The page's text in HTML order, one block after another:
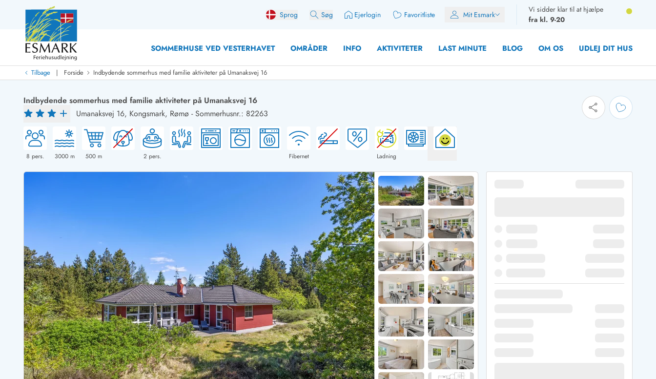
Sprog Søg Ejerlogin Favoritliste Mit Esmark
Vi sidder klar til at hjælpe
fra kl. 9-20
SOMMERHUSE VED VESTERHAVET OMRÅDER INFO AKTIVITETER LAST MINUTE BLOG OM OS UDLEJ DIT HUS
Last Minute
Last minute
Nyheder
Nyheder hos Esmark Med swimmingpoolSommerhuse med hund
Nyrenoverede sommerhuse
Sommerhuse med slutrengøring inklusive
Sommerhuse tæt ved vandet
Nybyggede sommerhuse
Sommerhuse med fredagsskift
Sommerhuse med lørdagsskift
Sommerhuse med søndagsskift
Sommerhuse med plads til fangsten
Sommerhuse for 8 Personer
Sommerhuse for 10 personer
Sommerhuse for 12 Personer
Sommerhuse for 14 Personer
Sommerhuse i påskeferien
Sommerhuse i sommerferien
Sommerhuse i efterårsferien
Sommerhuse i vinterferien
Sommerhuse i juleferien
Sommerhuse til nytår
Sommerhuse i BjerregårdSommerhuse i BlåvandSommerhuse i Hvide SandeSommerhuse i Søndervig
Sommerhuse i Årgab
Sommerhuse i Arrild
Sommerhuse i Bjerregård
Sommerhuse i Blåvand
Sommerhuse i Bork Havn
Sommerhuse i Fjand
Sommerhuse på Fanø
Sommerhuse i Grærup Strand
Sommerhuse i Henne Strand
Sommerhuse i Ho
Sommerhuse i Houstrup
Sommerhuse i Houvig
Sommerhus på Holmsland Klit
Sommerhuse på Holmsland
Sommerhuse i Hvide Sande
Sommerhuse i Jegum
Sommerhuse i Lodbjerg Hede
Sommerhuse i Nr. Lyngvig
Sommerhuse på Rømø
Sommerhuse i Søndervig
Sommerhuse i Skodbjerge
Sommerhuse i Thorsminde
Sommerhuse i Vedersø Klit
Sommerhuse i Vejers Strand
Tilbage | Forside Indbydende sommerhus med familie aktiviteter på Umanaksvej 16
Indbydende sommerhus med familie aktiviteter på Umanaksvej 16
Umanaksvej 16, Kongsmark, Rømø -Sommerhusnr.: 82263
8 pers. 3000m 500 m 2pers. Fibernet Ladning